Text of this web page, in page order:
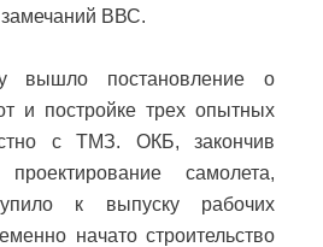
замечаний ВВС.
вышло постановление о
и постройке трех опытных
с ТМЗ. ОКБ, закончив
проектирование самолета,
к выпуску рабочих
начато строительство